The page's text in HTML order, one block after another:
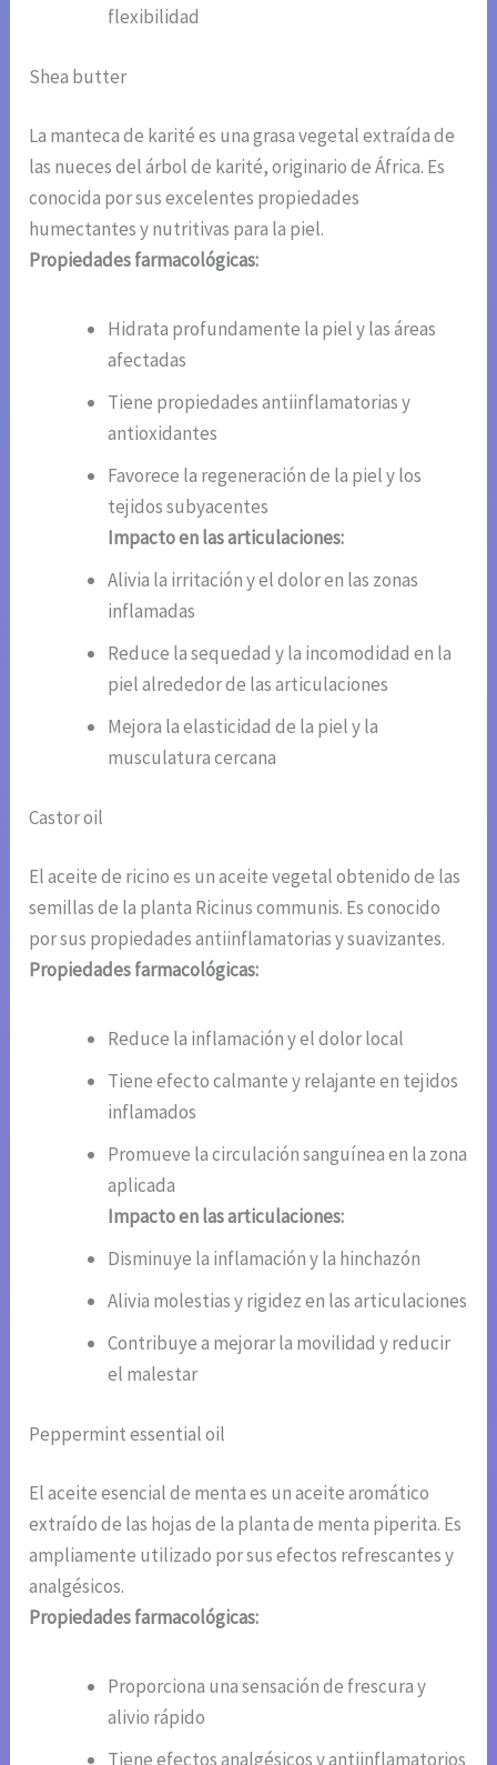
flexibilidad
Shea butter
La manteca de karité es una grasa vegetal extraída de
las nueces del árbol de karité, originario de África. Es
conocida por sus excelentes propiedades
humectantes y nutritivas para la piel.
Propiedades farmacológicas:
Hidrata profundamente la piel y las áreas
afectadas
Tiene propiedades antiinflamatorias y
antioxidantes
Favorece la regeneración de la piel y los
tejidos subyacentes
Impacto en las articulaciones:
Alivia la irritación y el dolor en las zonas
inflamadas
Reduce la sequedad y la incomodidad en la
piel alrededor de las articulaciones
Mejora la elasticidad de la piel y la
musculatura cercana
Castor oil
El aceite de ricino es un aceite vegetal obtenido de las
semillas de la planta Ricinus communis. Es conocido
por sus propiedades antiinflamatorias y suavizantes.
Propiedades farmacológicas:
Reduce la inflamación y el dolor local
Tiene efecto calmante y relajante en tejidos
inflamados
Promueve la circulación sanguínea en la zona
aplicada
Impacto en las articulaciones:
Disminuye la inflamación y la hinchazón
Alivia molestias y rigidez en las articulaciones
Contribuye a mejorar la movilidad y reducir
el malestar
Peppermint essential oil
El aceite esencial de menta es un aceite aromático
extraído de las hojas de la planta de menta piperita. Es
ampliamente utilizado por sus efectos refrescantes y
analgésicos.
Propiedades farmacológicas:
Proporciona una sensación de frescura y
alivio rápido
Tiene efectos analgésicos y antiinflamatorios